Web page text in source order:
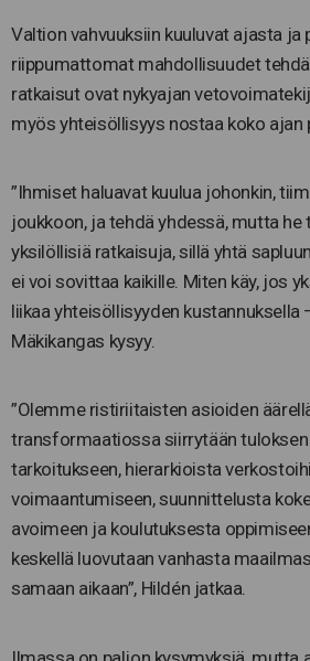
Valtion vahvuuksiin kuuluvat ajasta ja
riippumattomat mahdollisuudet
ratkaisut ovat nykyajan
myös yhteisöllisyys nostaa koko ajan
”Ihmiset haluavat kuulua johonkin,
joukkoon, ja tehdä yhdessä, mutta
yksilöllisiä ratkaisuja, sillä yhtä
ei voi sovittaa kaikille. Miten käy, jos
liikaa yhteisöllisyyden kustannuksella
Mäkikangas kysyy.
”Olemme ristiriitaisten asioiden
transformaatiossa siirrytään
tarkoitukseen, hierarkioista
voimaantumiseen, suunnittelusta
avoimeen ja koulutuksesta
keskellä luovutaan vanhasta
samaan aikaan”, Hildén jatkaa.